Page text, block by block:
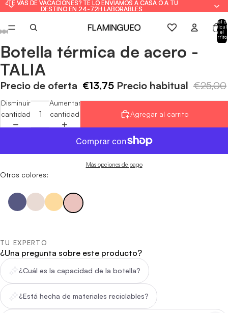
¿TE VAS DE VACACIONES? TE LO ENVIAMOS A CASA O A TU
DESTINO EN 24-72H LABORABLES
¿TE VAS DE VACACIONES? TE LO ENVIAMOS A CASA O A TU
DESTINO EN 24-72H LABORABLES
Total
en el
carrito:
Abrir
imagen
pantalla
Abrir
imagen
pantalla
Abrir
imagen
pantalla
Abrir
imagen
pantalla
Abrir
imagen
pantalla
Abrir
imagen
pantalla
Abrir
imagen
pantalla
Botella térmica de acero -
TALIA
Precio de oferta €13,75 Precio habitual €25,00
Disminuir
cantidad
Aumentar
cantidad
Agregar al carrito
Más opciones de pago
Otros colores:
TU EXPERTO
¿Una pregunta sobre este producto?
¿Cuál es la capacidad de la botella?
¿Está hecha de materiales reciclables?